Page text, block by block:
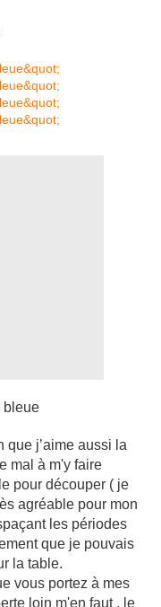
bleue
que j’aime aussi la
mal à m'y faire
pour découper ( je
agréable pour mon
les périodes
que je pouvais
la table.
vous portez à mes
loin m'en faut , le